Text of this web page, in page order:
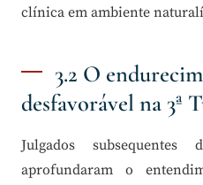
clínica em ambiente
3.2 O
desfavorável na 3ª
Julgados subsequentes
aprofundaram o